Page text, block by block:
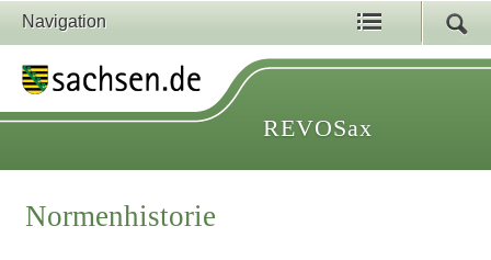
Navigation
REVOSax
Normenhistorie